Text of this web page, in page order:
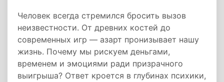
Человек всегда стремился бросить вызов
неизвестности. От древних костей до
современных игр — азарт пронизывает нашу
жизнь. Почему мы рискуем деньгами,
временем и эмоциями ради призрачного
выигрыша? Ответ кроется в глубинах психики,